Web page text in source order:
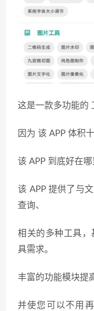
这是一款多功能的
因为 该 APP 体积
该 APP 到底好在哪
该 APP 提供了与
查询、
相关的多种工具，
具需求。
丰富的功能模块提
并使您可以不用